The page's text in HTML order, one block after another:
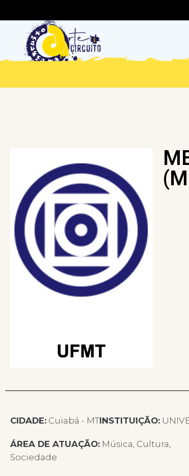
CIDADE: Cuiabá - MTINSTITUIÇÃO:
ÁREA DE ATUAÇÃO: Música, Cultura,
Sociedade